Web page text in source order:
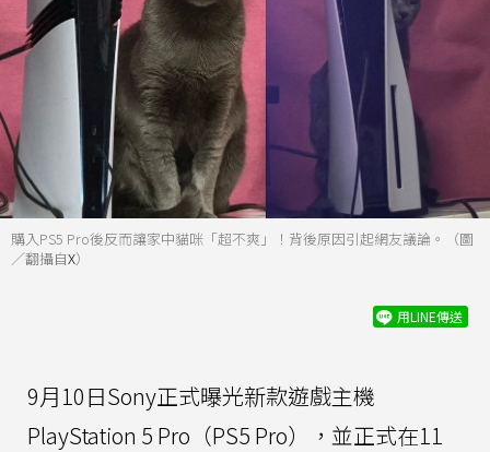
購入PS5 Pro後反而讓家中貓咪「超不爽」！背後原因引起網友議論。（圖
／翻攝自X）
用LINE傳送
9月10日Sony正式曝光新款遊戲主機
PlayStation 5 Pro（PS5 Pro），並正式在11